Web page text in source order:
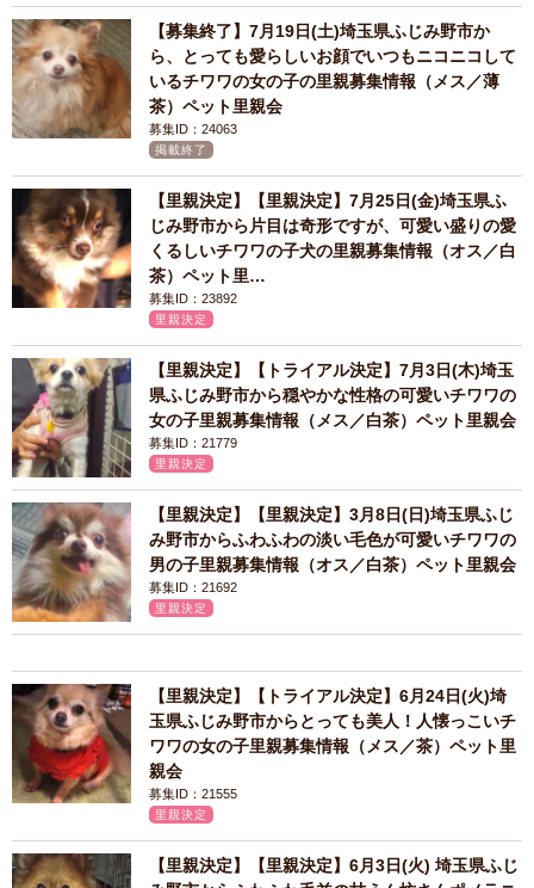
【募集終了】7月19日(土)埼玉県ふじみ野市か
ら、とっても愛らしいお顔でいつもニコニコして
いるチワワの女の子の里親募集情報（メス／薄
茶）ペット里親会
募集ID：24063
掲載終了
【里親決定】【里親決定】7月25日(金)埼玉県ふ
じみ野市から片目は奇形ですが、可愛い盛りの愛
くるしいチワワの子犬の里親募集情報（オス／白
茶）ペット里…
募集ID：23892
里親決定
【里親決定】【トライアル決定】7月3日(木)埼玉
県ふじみ野市から穏やかな性格の可愛いチワワの
女の子里親募集情報（メス／白茶）ペット里親会
募集ID：21779
里親決定
【里親決定】【里親決定】3月8日(日)埼玉県ふじ
み野市からふわふわの淡い毛色が可愛いチワワの
男の子里親募集情報（オス／白茶）ペット里親会
募集ID：21692
里親決定
【里親決定】【トライアル決定】6月24日(火)埼
玉県ふじみ野市からとっても美人！人懐っこいチ
ワワの女の子里親募集情報（メス／茶）ペット里
親会
募集ID：21555
里親決定
【里親決定】【里親決定】6月3日(火) 埼玉県ふじ